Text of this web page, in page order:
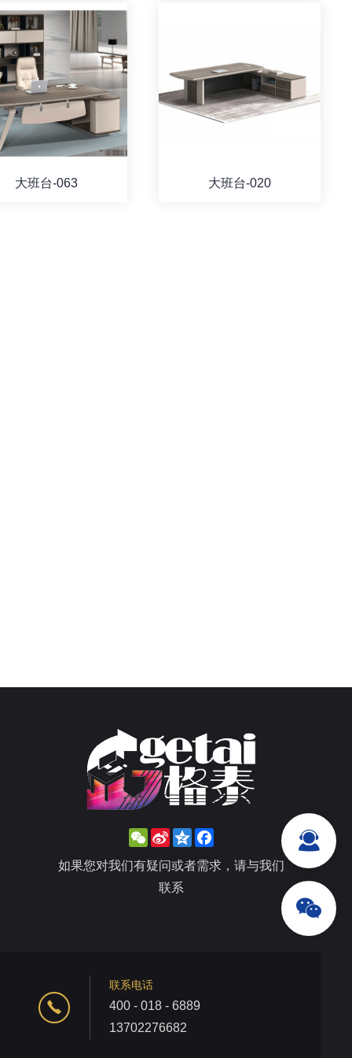
大班台-063 大班台-020
WeChat
Sina
Weibo
Qzone
如果您对我们有疑问或者需求，请与我们
联系
联系电话
400 - 018 - 6889
13702276682